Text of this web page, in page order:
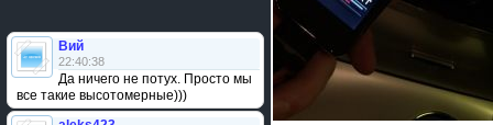
Вий
22:40:38
Да ничего не потух. Просто мы
все такие высотомерные)))